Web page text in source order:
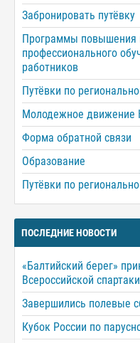
Забронировать путёвку
Программы повышения
профессионального
работников
Путёвки по
Молодежное
Форма обратной связи
Образование
Путёвки по
ПОСЛЕДНИЕ НОВОСТИ
«Балтийский берег»
Всероссийской
Завершились полевые
Кубок России по